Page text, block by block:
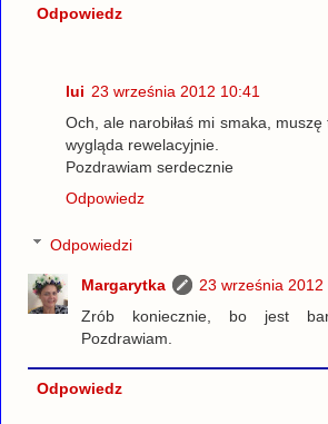
Odpowiedz
lui 23 września 2012 10:41
Och, ale narobiłaś mi smaka,
wygląda rewelacyjnie.
Pozdrawiam serdecznie
Odpowiedz
Odpowiedzi
Margarytka
23 września 2012
Zrób koniecznie, bo jest
Pozdrawiam.
Odpowiedz